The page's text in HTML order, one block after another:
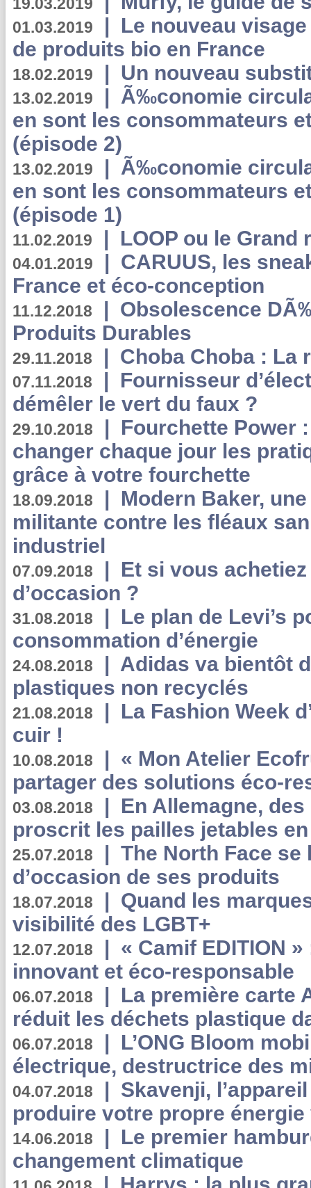
01.03.2019 | Le nouveau
de produits bio en France
18.02.2019 | Un nouveau
13.02.2019 | Ã‰conomie
en sont les consommateurs
(épisode 2)
13.02.2019 | Ã‰conomie
en sont les consommateurs
(épisode 1)
11.02.2019 | LOOP ou le Grand
04.01.2019 | CARUUS, les
France et éco-conception
11.12.2018 | Obsolescence
Produits Durables
29.11.2018 | Choba Choba : La
07.11.2018 | Fournisseur
démêler le vert du faux ?
29.10.2018 | Fourchette Power
changer chaque jour les
grâce à votre fourchette
18.09.2018 | Modern Baker,
militante contre les fléaux
industriel
07.09.2018 | Et si vous
d’occasion ?
31.08.2018 | Le plan de Levi’s
consommation d’énergie
24.08.2018 | Adidas va bientôt
plastiques non recyclés
21.08.2018 | La Fashion Week
cuir !
10.08.2018 | « Mon Atelier
partager des solutions éco-
03.08.2018 | En Allemagne,
proscrit les pailles jetables
25.07.2018 | The North Face se
d’occasion de ses produits
18.07.2018 | Quand les
visibilité des LGBT+
12.07.2018 | « Camif EDITION
innovant et éco-responsable
06.07.2018 | La première carte
réduit les déchets plastique
06.07.2018 | L’ONG Bloom
électrique, destructrice des
04.07.2018 | Skavenji,
produire votre propre
14.06.2018 | Le premier
changement climatique